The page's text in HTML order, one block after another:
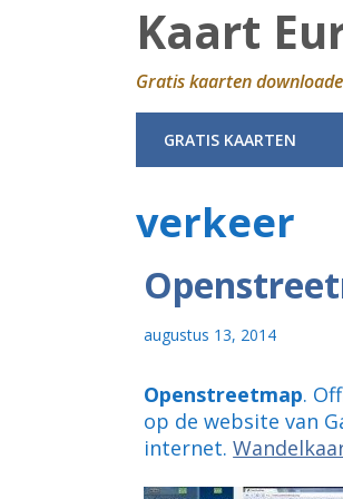
Kaart
Gratis kaarten
GRATIS KAARTEN
verkeer
augustus 13, 2014
Openstreetmap.
op de website van
internet.